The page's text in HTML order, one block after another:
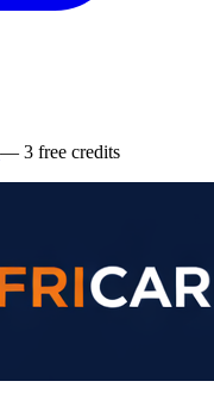
— 3 free credits